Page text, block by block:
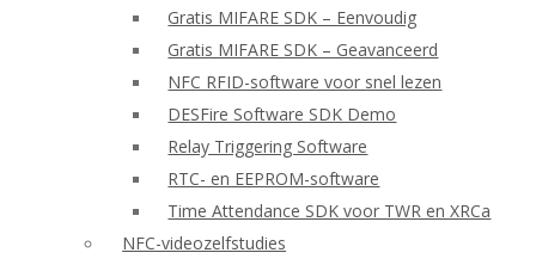
Gratis MIFARE SDK – Eenvoudig
Gratis MIFARE SDK – Geavanceerd
NFC RFID-software voor snel lezen
DESFire Software SDK Demo
Relay Triggering Software
RTC- en EEPROM-software
Time Attendance SDK voor TWR en XRCa
NFC-videozelfstudies